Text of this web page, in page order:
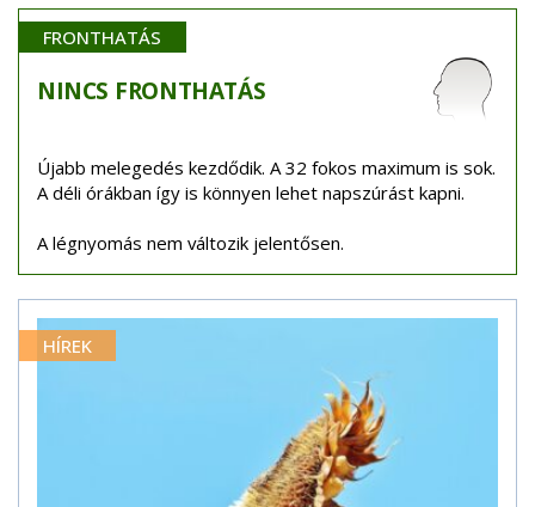
FRONTHATÁS
NINCS FRONTHATÁS
Újabb melegedés kezdődik. A 32 fokos maximum is sok.
A déli órákban így is könnyen lehet napszúrást kapni.
A légnyomás nem változik jelentősen.
HÍREK